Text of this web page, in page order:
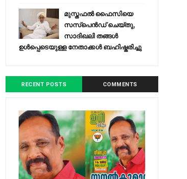
മുസ്തഫൽ ഫൈസിയെ
സസ്‌പെൻഡ് ചെയ്തു,
സാദിഖലി തങ്ങൾ
ഉൾപ്പെടെയുള്ള നേതാക്കൾ ബഹിഷ്കരിച്ചു
RECENT POSTS COMMENTS